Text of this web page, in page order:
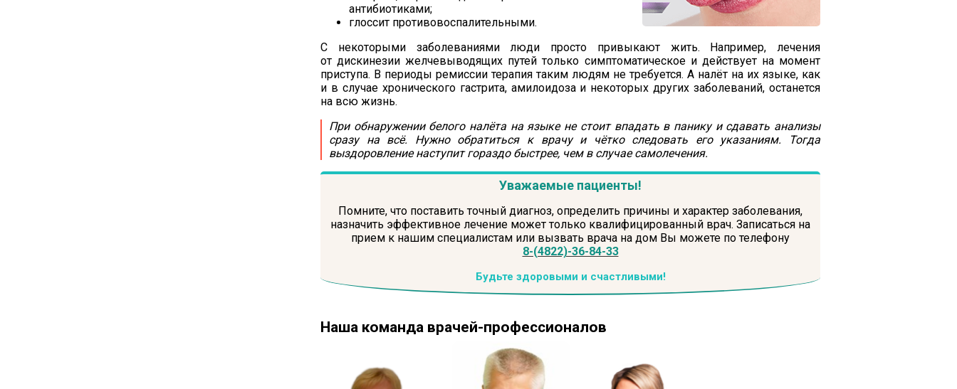
антибиотиками;
глоссит противовоспалительными.
С некоторыми заболеваниями люди просто привыкают жить. Например, лечения
от дискинезии желчевыводящих путей только симптоматическое и действует на момент
приступа. В периоды ремиссии терапия таким людям не требуется. А налёт на их языке, как
и в случае хронического гастрита, амилоидоза и некоторых других заболеваний, останется
на всю жизнь.
При обнаружении белого налёта на языке не стоит впадать в панику и сдавать анализы
сразу на всё. Нужно обратиться к врачу и чётко следовать его указаниям. Тогда
выздоровление наступит гораздо быстрее, чем в случае самолечения.
Уважаемые пациенты!
Помните, что поставить точный диагноз, определить причины и характер заболевания,
назначить эффективное лечение может только квалифицированный врач. Записаться на
прием к нашим специалистам или вызвать врача на дом Вы можете по телефону
8-(4822)-36-84-33
Будьте здоровыми и счастливыми!
Наша команда врачей-профессионалов